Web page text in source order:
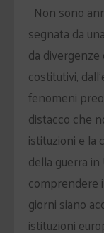
Non sono
segnata da
da
costitutivi,
fenomeni
distacco che
istituzioni e la
della guerra
comprendere
giorni siano
istituzioni